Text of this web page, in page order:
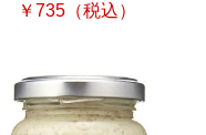
￥735（税込）